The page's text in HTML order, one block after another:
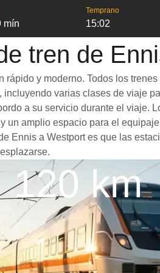
mín
Temprano
15:02
tren de
y moderno. Todos los
varias clases de viaje
a su servicio durante el viaje.
amplio espacio para el
Ennis a Westport es que las
120 km